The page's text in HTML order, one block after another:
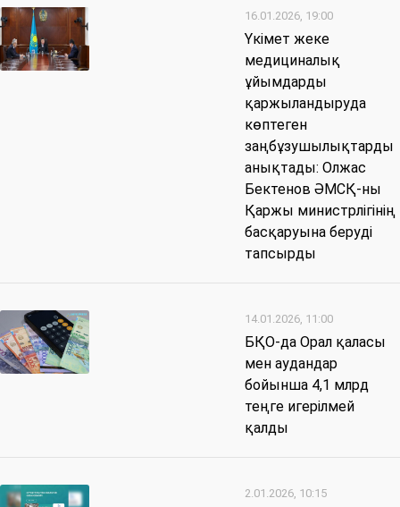
16.01.2026, 19:00
Үкімет жеке
медициналық
ұйымдарды
қаржыландыруда
көптеген
заңбұзушылықтарды
анықтады: Олжас
Бектенов ӘМСҚ-ны
Қаржы министрлігінің
басқаруына беруді
тапсырды
14.01.2026, 11:00
БҚО-да Орал қаласы
мен аудандар
бойынша 4,1 млрд
теңге игерілмей
қалды
2.01.2026, 10:15